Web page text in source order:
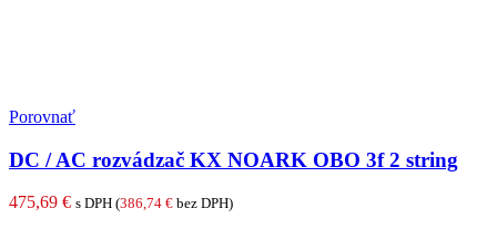
Porovnať
DC / AC rozvádzač KX NOARK OBO 3f 2 string
475,69 € s DPH (386,74 € bez DPH)